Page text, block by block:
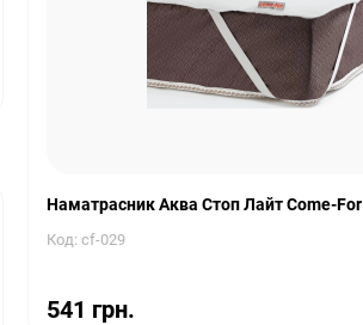
Наматрасник Аква Стоп Лайт Come-For
Код: cf-029
541 грн.